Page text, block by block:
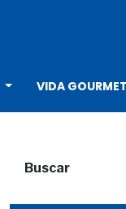
VIDA GOURMET
Buscar